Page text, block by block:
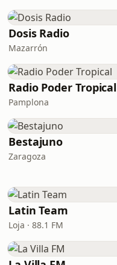
Dosis Radio
Mazarrón
Radio Poder Tropical
Pamplona
Bestajuno
Zaragoza
Latin Team
Loja · 88.1 FM